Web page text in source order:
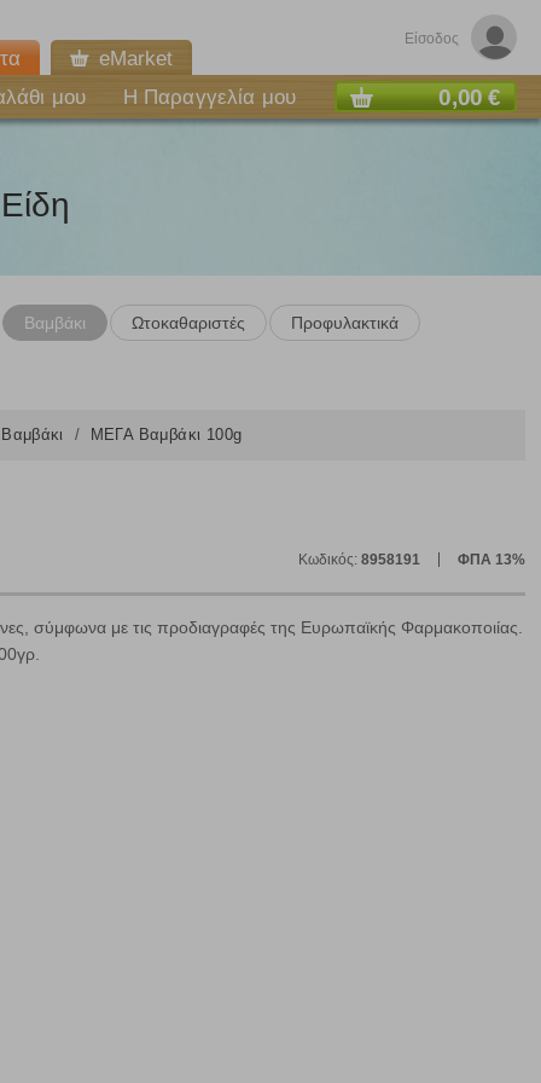
Είσοδος
eMarket
μου Η Παραγγελία μου 0,00 €
Βαμβάκι Ωτοκαθαριστές Προφυλακτικά
Βαμβάκι ΜΕΓΑ Βαμβάκι 100g
Κωδικός: 8958191 ΦΠΑ 13%
σύμφωνα με τις προδιαγραφές της Ευρωπαϊκής Φαρμακοποιίας.
σας, οι οποίες είναι μη εξατομικευμένες και σπάνια
μέσω του προγράμματος περιήγησης εγκαθίστανται στον
εφ΄ όσον το επιλέξετε, απομνημονεύοντας τις προτιμήσεις
να επιλέξετε τις λοιπές κατηγορίες κάνοντας κλικ στο
μπορεί να επηρεάσει την εμπειρία της περιήγησής
ορισθούν από εμάς ή /και από τρίτους παρόχους, των
ενδέχεται να μην λειτουργούν σωστά.